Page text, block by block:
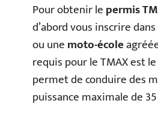
Pour obtenir lepermis
d’abord vous inscrire
ou unemoto-école
requis pour le TMAX est le
permet de conduire des
puissance maximale de